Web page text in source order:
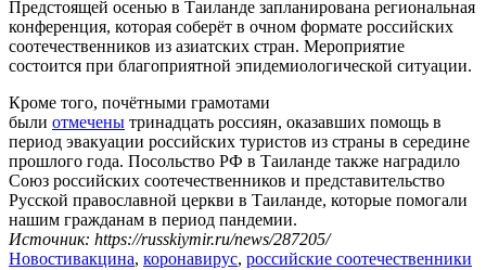
Предстоящей осенью в Таиланде запланирована региональная
конференция, которая соберёт в очном формате российских
соотечественников из азиатских стран. Мероприятие
состоится при благоприятной эпидемиологической ситуации.
Кроме того, почётными грамотами
были отмечены тринадцать россиян, оказавших помощь в
период эвакуации российских туристов из страны в середине
прошлого года. Посольство РФ в Таиланде также наградило
Союз российских соотечественников и представительство
Русской православной церкви в Таиланде, которые помогали
нашим гражданам в период пандемии.
Источник: https://russkiymir.ru/news/287205/
Новостивакцина, коронавирус, российские соотечественники